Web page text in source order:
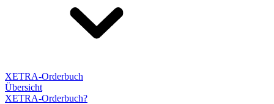
XETRA-Orderbuch
Übersicht
XETRA-Orderbuch?